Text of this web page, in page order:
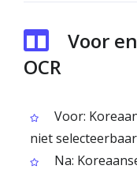
Voor
OCR
Voor:
niet selecteerbaar
Na: